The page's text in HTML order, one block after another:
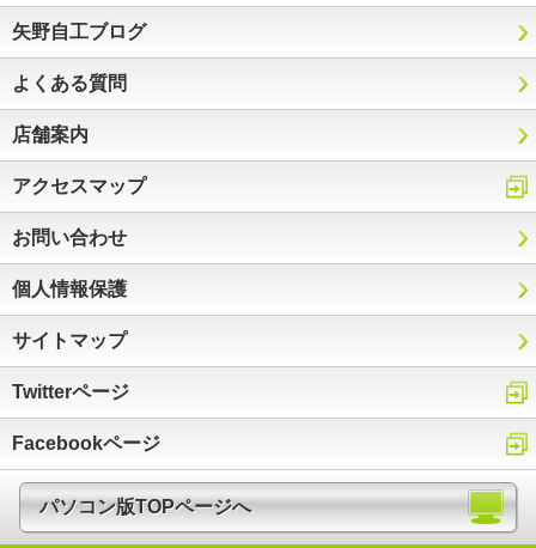
矢野自工ブログ
よくある質問
店舗案内
アクセスマップ
お問い合わせ
個人情報保護
サイトマップ
Twitterページ
Facebookページ
パソコン版TOPページへ